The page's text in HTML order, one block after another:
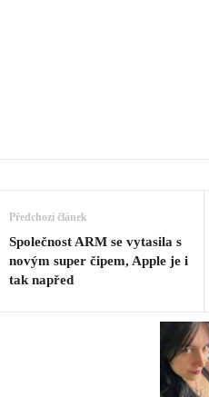
Předchozí článek
Společnost ARM se vytasila s
novým super čipem, Apple je i
tak napřed